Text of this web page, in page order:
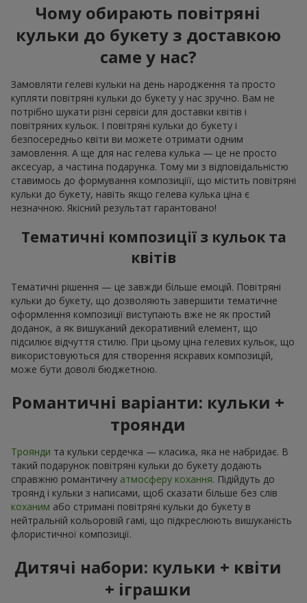
Чому обирають повітряні
кульки до букету з доставкою
саме у нас?
Замовляти гелеві кульки на день народження та просто
купляти повітряні кульки до букету у нас зручно. Вам не
потрібно шукати різні сервіси для доставки квітів і
повітряних кульок. І повітряні кульки до букету і
безпосередньо квіти ви можете отримати одним
замовлення. А ще для нас гелева кулька — це не просто
аксесуар, а частина подарунка. Тому ми з відповідальністю
ставимось до формування композиціїї, що містить повітряні
кульки до букету, навіть якщо гелева кулька ціна є
незначною. Якісний результат гарантовано!
Тематичні композиції з кульок та
квітів
Тематичні рішення — це завжди більше емоцій. Повітряні
кульки до букету, що дозволяють завершити тематичне
оформлення композиції виступають вже не як простий
доданок, а як вишуканий декоративний елемент, що
підсилює відчуття стилю. При цьому ціна гелевих кульок, що
використовуються для створення яскравих композицій,
може бути доволі бюджетною.
Романтичні варіанти: кульки +
троянди
Троянди та кульки сердечка — класика, яка не набридає. В
такий подарунок повітряні кульки до букету додають
справжню романтичну атмосферу кохання. Підійдуть до
троянд і кульки з написами, щоб сказати більше без слів
коханим або стримані повітряні кульки до букету в
нейтральній кольоровій гамі, що підкреслюють вишуканість
флористичної композиції.
Дитячі набори: кульки + квіти
+ іграшки